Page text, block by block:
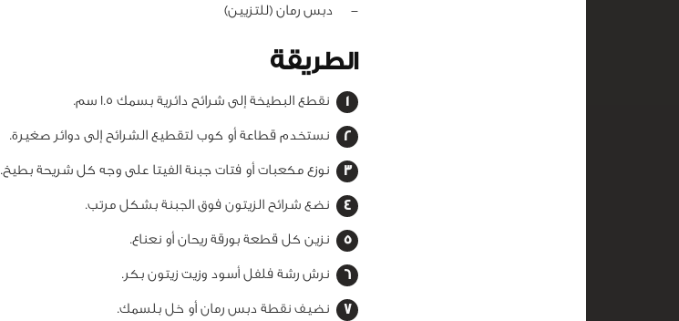
‏-
دبس رمان (للتزيين)
الطريقة
نقطع البطيخة إلى شرائح دائرية بسمك 1.5 سم.
نستخدم قطاعة أو كوب لتقطيع الشرائح إلى دوائر صغيرة.
نوزع مكعبات أو فتات جبنة الفيتا على وجه كل شريحة بطيخ.
نضع شرائح الزيتون فوق الجبنة بشكل مرتب.
نزين كل قطعة بورقة ريحان أو نعناع.
نرش رشة فلفل أسود وزيت زيتون بكر.
نضيف نقطة دبس رمان أو خل بلسمك.